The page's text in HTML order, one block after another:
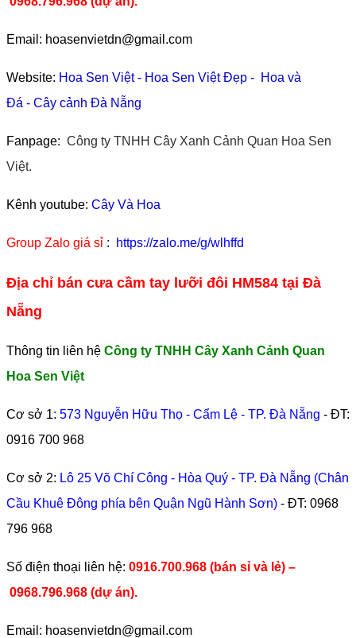
Email: hoasenvietdn@gmail.com
Website: Hoa Sen Việt- Hoa Sen Việt Đẹp - Hoa và
Đá - Cây cảnh Đà Nẵng
Fanpage: Công ty TNHH Cây Xanh Cảnh Quan Hoa Sen
Việt.
Kênh youtube: Cây Và Hoa
Group Zalo giá sỉ : https://zalo.me/g/wlhffd
Địa chỉ bán cưa cầm tay lưỡi đôi HM584 tại Đà
Nẵng
Thông tin liên hệ Công ty TNHH Cây Xanh Cảnh Quan
Hoa Sen Việt
Cơ sở 1: 573 Nguyễn Hữu Thọ - Cẩm Lệ - TP. Đà Nẵng - ĐT:
0916 700 968
Cơ sở 2: Lô 25 Võ Chí Công - Hòa Quý - TP. Đà Nẵng (Chân
Cầu Khuê Đông phía bên Quận Ngũ Hành Sơn) - ĐT: 0968
796 968
​Số điện thoại liên hệ: 0916.700.968 (bán sỉ và lẻ) –
0968.796.968 (dự án).
Email: hoasenvietdn@gmail.com